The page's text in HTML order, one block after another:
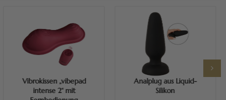
Vibrokissen „vibepad
intense 2“ mit
Mehr erfahren
Analplug aus Liquid-
Silikon
Mehr erfahren